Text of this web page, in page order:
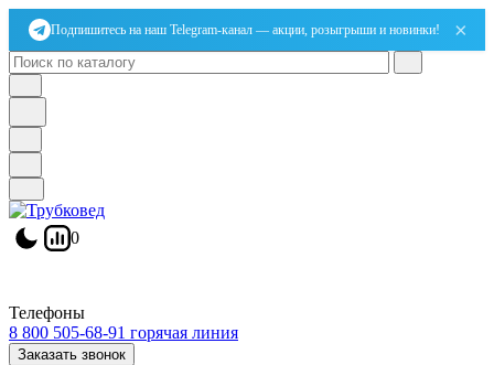
Подпишитесь на наш Telegram-канал — акции, розыгрыши и новинки! ×
0
Телефоны
8 800 505-68-91 горячая линия
Заказать звонок